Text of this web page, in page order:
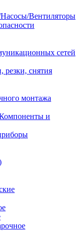
Насосы/Вентиляторы
сетей
резки, снятия
монтажа
и